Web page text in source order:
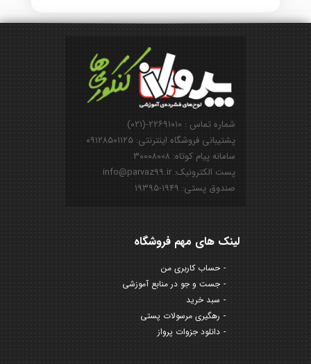
شماره تماس : ۲۲۶۹۱۰۱۰-(۰۲۱)
پشتیبانی فروشگاه اینترنتی: ۰۹۱۲۸۵۰۱۱۲۵
سامانه پیام کوتاه: ۳۰۰۰۸۰۰۸
پست الکترونیک: info@parvaz99.ir
صندوق پستی: ۱۹۴۹-۱۹۳۹۵
لینک های مهم فروشگاه
حساب کاربری من
جست و جو در منابع آموزشی
سبد خرید
رهگیری مرسولات پستی
دانلود جزوات پرواز